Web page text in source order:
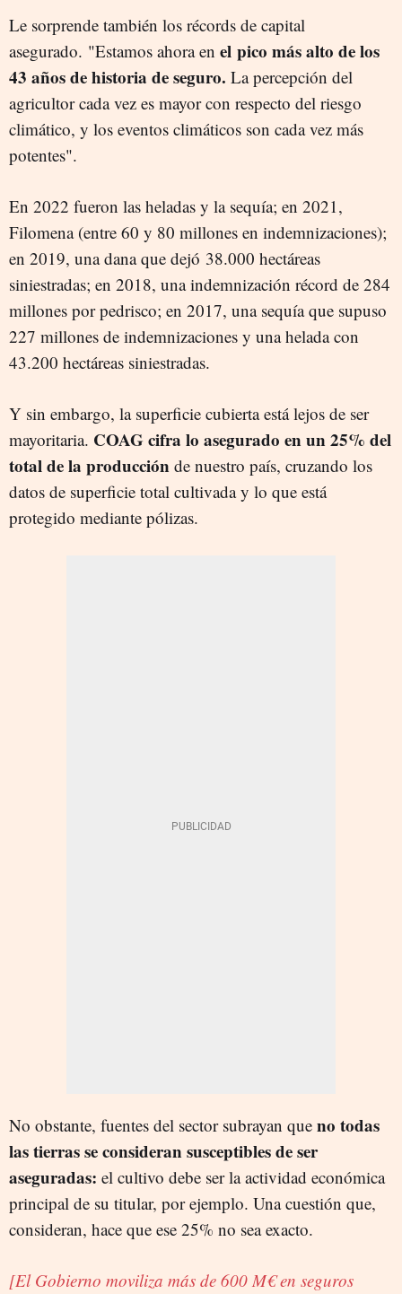
Le sorprende también los récords de capital
asegurado. "Estamos ahora en el pico más alto de los
43 años de historia de seguro. La percepción del
agricultor cada vez es mayor con respecto del riesgo
climático, y los eventos climáticos son cada vez más
potentes".
En 2022 fueron las heladas y la sequía; en 2021,
Filomena (entre 60 y 80 millones en indemnizaciones);
en 2019, una dana que dejó 38.000 hectáreas
siniestradas; en 2018, una indemnización récord de 284
millones por pedrisco; en 2017, una sequía que supuso
227 millones de indemnizaciones y una helada con
43.200 hectáreas siniestradas.
Y sin embargo, la superficie cubierta está lejos de ser
mayoritaria. COAG cifra lo asegurado en un 25% del
total de la producción de nuestro país, cruzando los
datos de superficie total cultivada y lo que está
protegido mediante pólizas.
No obstante, fuentes del sector subrayan que no todas
las tierras se consideran susceptibles de ser
aseguradas: el cultivo debe ser la actividad económica
principal de su titular, por ejemplo. Una cuestión que,
consideran, hace que ese 25% no sea exacto.
[El Gobierno moviliza más de 600 M€ en seguros